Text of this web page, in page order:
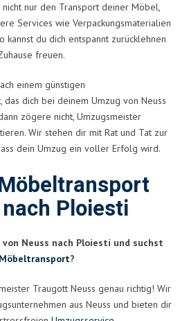
nur den Transport deiner Möbel,
Services wie Verpackungsmaterialien
kannst du dich entspannt zurücklehnen
freuen.
einem günstigen
das dich bei deinem Umzug von Neuss
zögere nicht, Umzugsmeister
Wir stehen dir mit Rat und Tat zur
dein Umzug ein voller Erfolg wird.
Ploiesti
Neuss nach Ploiesti und suchst
Möbeltransport?
Traugott Neuss genau richtig! Wir
aus Neuss und bieten dir